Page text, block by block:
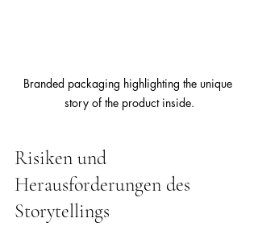
Branded packaging highlighting the unique
story of the product inside.
Risiken und
Herausforderungen des
Storytellings